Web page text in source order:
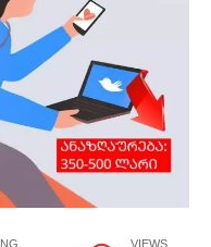
VIEWS